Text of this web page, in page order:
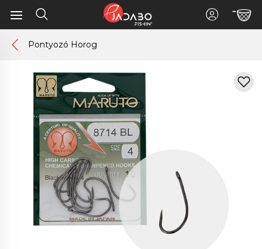
Pontyozó Horog